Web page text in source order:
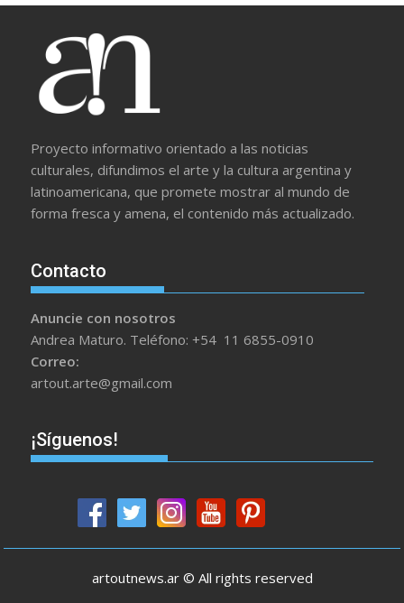
Proyecto informativo orientado a las noticias
culturales, difundimos el arte y la cultura argentina y
latinoamericana, que promete mostrar al mundo de
forma fresca y amena, el contenido más actualizado.
Contacto
Anuncie con nosotros
Andrea Maturo. Teléfono: +54 11 6855-0910
Correo:
artout.arte@gmail.com
¡Síguenos!
artoutnews.ar © All rights reserved